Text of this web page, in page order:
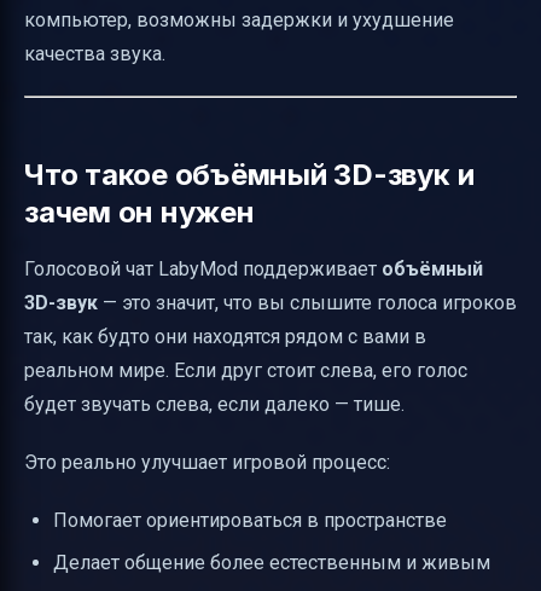
компьютер, возможны задержки и ухудшение
качества звука.
Что такое объёмный 3D-звук и
зачем он нужен
Голосовой чат LabyMod поддерживает объёмный
3D-звук — это значит, что вы слышите голоса игроков
так, как будто они находятся рядом с вами в
реальном мире. Если друг стоит слева, его голос
будет звучать слева, если далеко — тише.
Это реально улучшает игровой процесс:
Помогает ориентироваться в пространстве
Делает общение более естественным и живым